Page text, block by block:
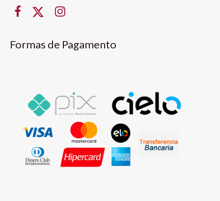
Formas de Pagamento